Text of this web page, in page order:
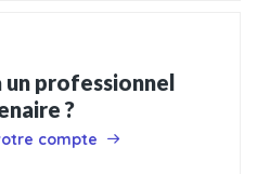
professionnel
?
compte